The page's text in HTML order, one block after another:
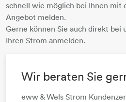
schnell wie möglich bei Ihnen mit
Angebot melden.
​​​​​​​Gerne können Sie auch direkt bei
Ihren Strom anmelden.
Wir beraten Sie
eww & Wels Strom